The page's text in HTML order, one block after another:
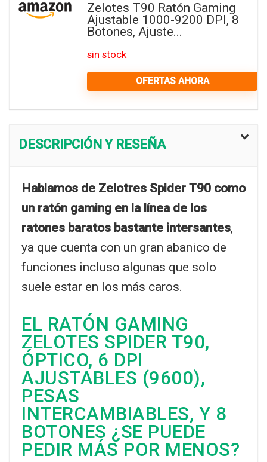
Zelotes T90 Ratón Gaming
Ajustable 1000-9200 DPI, 8
Botones, Ajuste...
sin stock
OFERTAS AHORA
DESCRIPCIÓN Y RESEÑA
Hablamos de Zelotres Spider T90 como
un ratón gaming en la línea de los
ratones baratos bastante intersantes,
ya que cuenta con un gran abanico de
funciones incluso algunas que solo
suele estar en los más caros.
EL RATÓN GAMING
ZELOTES SPIDER T90,
ÓPTICO, 6 DPI
AJUSTABLES (9600),
PESAS
INTERCAMBIABLES, Y 8
BOTONES ¿SE PUEDE
PEDIR MÁS POR MENOS?